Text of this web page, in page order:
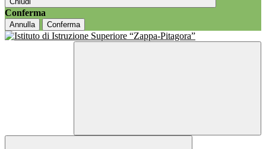
Conferma
Annulla Conferma